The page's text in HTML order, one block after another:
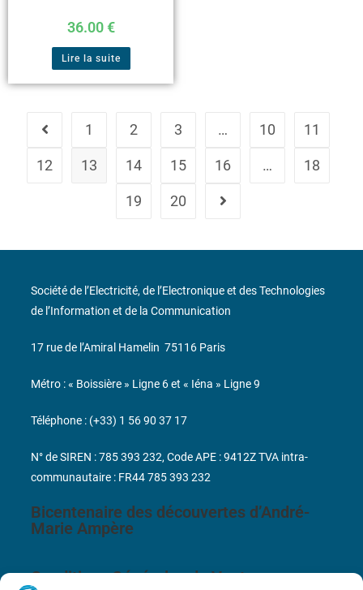
36.00€
Lire la suite
1 2 3 … 10 11
12 13 14 15 16 … 18
19 20
Bicentenaire des découvertes d’André-
Marie Ampère
Conditions Générales de Vente
Société de l’Electricité, de l’Electronique et des Technologies
de l’Information et de la Communication
17 rue de l’Amiral Hamelin 75116 Paris
Métro : « Boissière » Ligne 6 et « Iéna » Ligne 9
Téléphone : (+33) 1 56 90 37 17
N° de SIREN : 785 393 232, Code APE : 9412Z TVA intra-
communautaire : FR44 785 393 232